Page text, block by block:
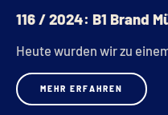
116 / 2024: B1 Brand
Heute wurden wir zu
MEHR ERFAHREN